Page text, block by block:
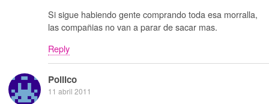
Si sigue habiendo gente comprando toda esa morralla,
las compañias no van a parar de sacar mas.
Reply
Pollico
11 abril 2011